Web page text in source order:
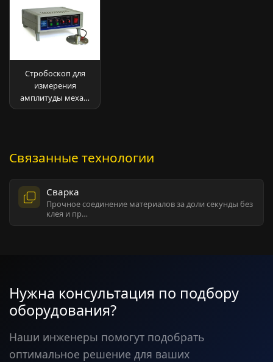
Стробоскоп для
измерения
амплитуды меха…
Связанные технологии
Сварка
Прочное соединение материалов за доли секунды без
клея и пр…
Нужна консультация по подбору
оборудования?
Наши инженеры помогут подобрать
оптимальное решение для ваших